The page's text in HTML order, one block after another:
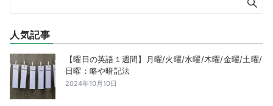
人気記事
【曜日の英語１週間】月曜/火曜/水曜/木曜/金曜/土曜/
日曜：略や暗記法
2024年10月10日